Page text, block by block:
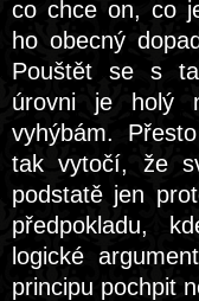
co chce on, co
ho obecný
Pouštět se s
úrovni je holý
vyhýbám.
tak vytočí, že
podstatě jen
předpokladu,
logické
principu pochpit